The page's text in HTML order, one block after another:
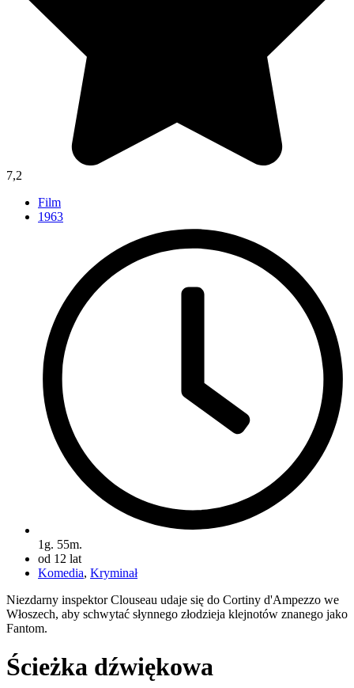
7,2
Film
1963
1g. 55m.
od 12 lat
Komedia, Kryminał
Niezdarny inspektor Clouseau udaje się do Cortiny d'Ampezzo we
Włoszech, aby schwytać słynnego złodzieja klejnotów znanego jako
Fantom.
Ścieżka dźwiękowa